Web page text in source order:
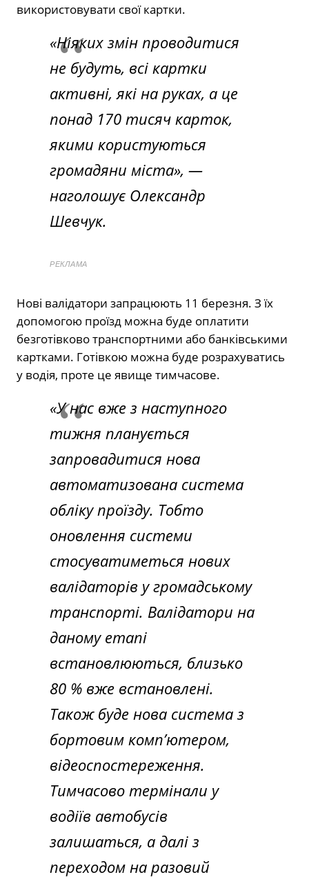
використовувати свої картки.
«Ніяких змін проводитися
не будуть, всі картки
активні, які на руках, а це
понад 170 тисяч карток,
якими користуються
громадяни міста», —
наголошує Олександр
Шевчук.
РЕКЛАМА
Нові валідатори запрацюють 11 березня. З їх
допомогою проїзд можна буде оплатити
безготівково транспортними або банківськими
картками. Готівкою можна буде розрахуватись
у водія, проте це явище тимчасове.
«У нас вже з наступного
тижня планується
запровадитися нова
автоматизована система
обліку проїзду. Тобто
оновлення системи
стосуватиметься нових
валідаторів у громадському
транспорті. Валідатори на
даному етапі
встановлюються, близько
80 % вже встановлені.
Також буде нова система з
бортовим комп’ютером,
відеоспостереження.
Тимчасово термінали у
водіїв автобусів
залишаться, а далі з
переходом на разовий